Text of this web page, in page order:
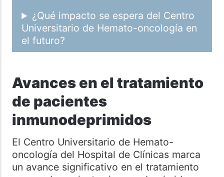
¿Qué impacto se espera del Centro
Universitario de Hemato-oncología en
el futuro?
Avances en el tratamiento
de pacientes
inmunodeprimidos
El Centro Universitario de Hemato-
oncología del Hospital de Clínicas marca
un avance significativo en el tratamiento